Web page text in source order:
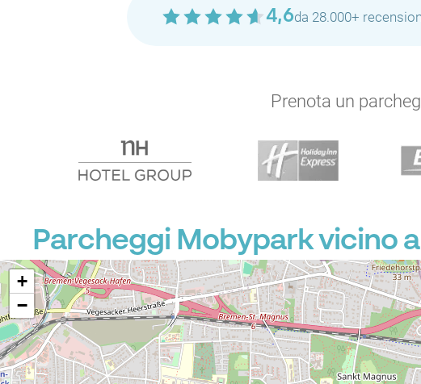
4,6da 28.000+
Prenota un
Parcheggi Mobypark vicino
+
−